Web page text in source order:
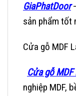
GiaPhatDoor
sản phẩm tốt
Cửa gỗ MDF
Cửa gỗ
nghiệp MDF,